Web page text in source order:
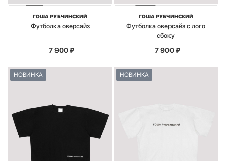
ГОША РУБЧИНСКИЙ
Футболка оверсайз
7 900₽
ГОША РУБЧИНСКИЙ
Футболка оверсайз с лого
сбоку
7 900₽
НОВИНКА НОВИНКА